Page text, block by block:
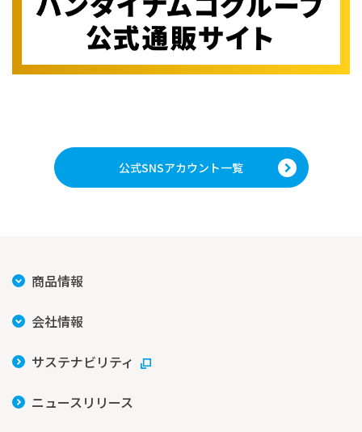
公式SNSアカウント一覧
商品情報
会社情報
サステナビリティ
ニュースリリース